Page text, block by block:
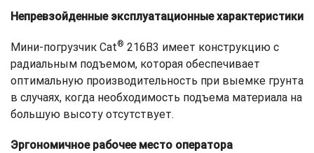
Непревзойденные эксплуатационные характеристики
Мини-погрузчик Cat® 216B3 имеет конструкцию с
радиальным подъемом, которая обеспечивает
оптимальную производительность при выемке грунта
в случаях, когда необходимость подъема материала на
большую высоту отсутствует.
Эргономичное рабочее место оператора